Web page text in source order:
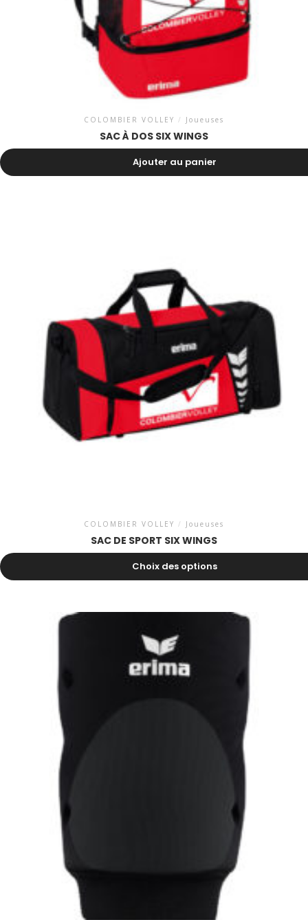
COLOMBIER VOLLEY / Joueuses
SAC À DOS SIX WINGS
35.00
Ajouter au panier
COLOMBIER VOLLEY / Joueuses
SAC DE SPORT SIX WINGS
– CHF
Choix des options